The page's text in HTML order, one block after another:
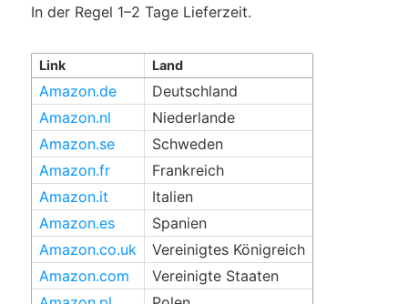
In der Regel 1–2 Tage Lieferzeit.
Link Land
Amazon.de
Deutschland
Amazon.nl
Niederlande
Amazon.se
Schweden
Amazon.fr
Frankreich
Amazon.it
Italien
Amazon.es
Spanien
Amazon.co.uk
Vereinigtes Königreich
Amazon.com
Vereinigte Staaten